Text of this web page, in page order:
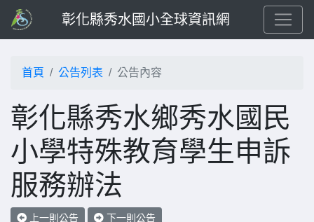
彰化縣秀水國小全球資訊網
首頁 公告列表 公告內容
彰化縣秀水鄉秀水國民
小學特殊教育學生申訴
服務辦法
上一則公告 下一則公告